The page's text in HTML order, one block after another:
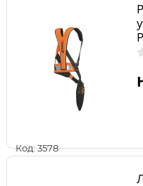
Код: 3578